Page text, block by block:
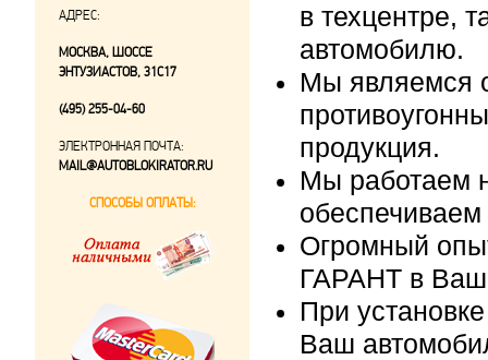
в техцентре,
автомобилю.
Мы являемся
продукция.
Мы работаем
Огромный
ГАРАНТ в
При
Ваш
АДРЕС:
МОСКВА, ШОССЕ
ЭНТУЗИАСТОВ, 31С17
(495) 255-04-60
ЭЛЕКТРОННАЯ ПОЧТА:
MAIL@AUTOBLOKIRATOR.RU
СПОСОБЫ ОПЛАТЫ: